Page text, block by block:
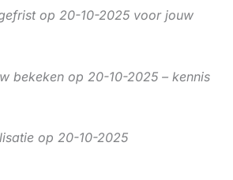
op 20-10-2025 voor jouw
bekeken op 20-10-2025 – kennis
op 20-10-2025